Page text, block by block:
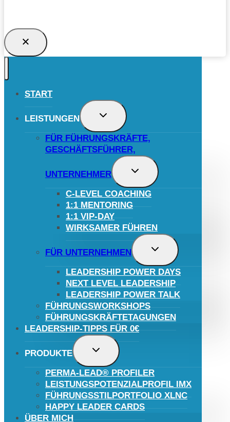
START
LEISTUNGEN
UNTERMENÜ
UMSCHALTEN
FÜR FÜHRUNGSKRÄFTE,
GESCHÄFTSFÜHRER,
UNTERNEHMER
UNTERMENÜ
UMSCHALTEN
C-LEVEL COACHING
1:1 MENTORING
1:1 VIP-DAY
WIRKSAMER FÜHREN
FÜR UNTERNEHMEN
UNTERMENÜ
UMSCHALTEN
LEADERSHIP POWER DAYS
NEXT LEVEL LEADERSHIP
LEADERSHIP POWER TALK
FÜHRUNGSWORKSHOPS
FÜHRUNGSKRÄFTETAGUNGEN
LEADERSHIP-TIPPS FÜR 0€
PRODUKTE
UNTERMENÜ
UMSCHALTEN
PERMA-LEAD® PROFILER
LEISTUNGSPOTENZIALPROFIL IMX
FÜHRUNGSSTILPORTFOLIO XLNC
HAPPY LEADER CARDS
ÜBER MICH
Kundenbewertungen und Erfahrungen zu